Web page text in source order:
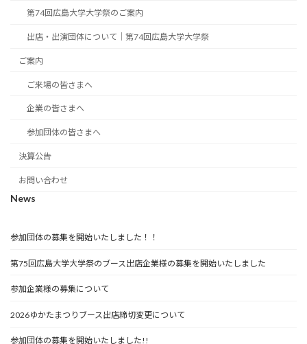
第74回広島大学大学祭のご案内
出店・出演団体について｜第74回広島大学大学祭
ご案内
ご来場の皆さまへ
企業の皆さまへ
参加団体の皆さまへ
決算公告
お問い合わせ
News
参加団体の募集を開始いたしました！！
第75回広島大学大学祭のブース出店企業様の募集を開始いたしました
参加企業様の募集について
2026ゆかたまつりブース出店締切変更について
参加団体の募集を開始いたしました!!